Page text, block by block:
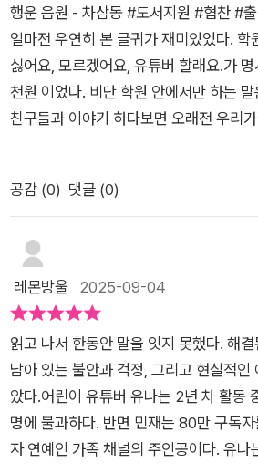
《행운음원》은 분명 그 대화의 좋은 시작
원에 소원을 빌고 실종됐다는 사실을 알
과 닮은 행운음원의 정체는 무엇일까?영
밀이 숨어 있을까?더 미스터리 클럽 1기
을 위한추리 동화 <THE 미스터리 시리
날씨와 잘 어울리는 오싹하고도 흥미진진
읽어서 한마디로 꿀잼이었다SNS를 많
과의 밀접한 주제로미스터리한 이야기를
점점 드러나는 사실들을 마주하고 추리
긴장을 감출 수 없다아이는 자신도 유나
저주를마주할 것 같은 상상을 하게 돼서
시대의 연결고리가 잘 드러나 있으며주인
각해 보게 만든다푹 빠져들게 되는 책으
긴이 책을 자신 있게 추천하고 싶다#책
추천도서#초등도서#초등동화#초등도
린이도서#어린이책#어린이동화#어린이
동화추천#초등고학년추천도서#추론력#
행운 음원 - 차삼동 #도서지원 #협찬 #
얼마전 우연히 본 글귀가 재미있었다. 학
싫어요, 모르겠어요, 유튜버 할래요.가
천원 이었다. 비단 학원 안에서만 하는
친구들과 이야기 하다보면 오래전 우리
던 우리 때와는 다르게 요즘 아이들은 유
잘 상상하지 못한다. 이 책 그런 아이들이
다. 친구의 이름을 구독자 수로 부르고,
해 하나의 콘텐츠로 유명세를 얻은 친구
얻은 것을 덤덤하게 이야기 한다. 우연히
음 날 얻어걸린 알고리즘을 핑계로 구독
태그가 붙은 ‘행운 음원’을 듣는 다는 것
나와 그를 걱정하기도 좋아하기도 하는
아가는 과정을 그린 소설이다. 아이들이
대해 한동안 생각이 많았다. 단순하 돈벌
공감 (0) 댓글 (0)
레몬방울 2025-09-04
읽고 나서 한동안 말을 잇지 못했다. 해결
남아 있는 불안과 걱정, 그리고 현실적인
았다.어린이 유튜버 유나는 2년 차 활동
명에 불과하다. 반면 민재는 80만 구독자
자 연예인 가족 채널의 주인공이다. 유나